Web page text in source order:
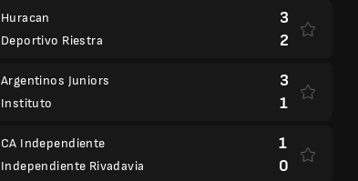
Huracan
Deportivo Riestra
3
2
Argentinos Juniors
Instituto
3
1
CA Independiente
Independiente Rivadavia
1
0